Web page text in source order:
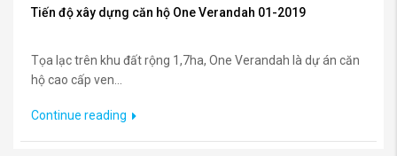
Tiến độ xây dựng căn hộ One Verandah 01-2019
Tọa lạc trên khu đất rộng 1,7ha, One Verandah là dự án căn
hộ cao cấp ven...
Continue reading